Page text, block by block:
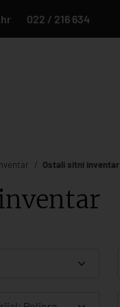
022 / 216 634
Ostali sitni inventar